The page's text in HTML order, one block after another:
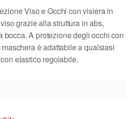
Viso e Occhi con visiera in
grazie alla struttura in abs,
bocca. A protezione degli occhi con
è adattabile a qualsiasi
elastico regolabile.